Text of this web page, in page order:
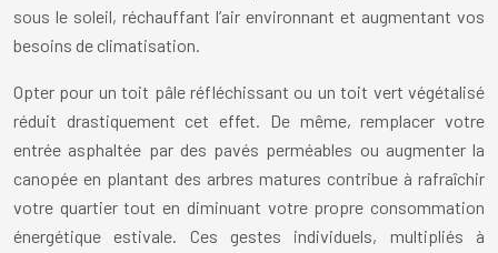
sous le soleil, réchauffant l’air environnant et augmentant vos
besoins de climatisation.
Opter pour un toit pâle réfléchissant ou un toit vert végétalisé
réduit drastiquement cet effet. De même, remplacer votre
entrée asphaltée par des pavés perméables ou augmenter la
canopée en plantant des arbres matures contribue à rafraîchir
votre quartier tout en diminuant votre propre consommation
énergétique estivale. Ces gestes individuels, multipliés à